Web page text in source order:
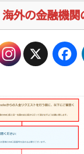
海外の金融機